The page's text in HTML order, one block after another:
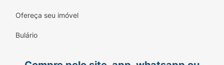
Ofereça seu imóvel
Bulário